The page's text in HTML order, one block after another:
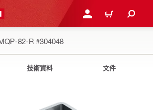
登入或註冊購物車
82-R #304048
技術資料 文件